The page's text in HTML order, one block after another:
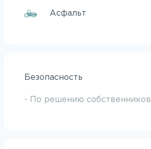
Асфальт
Безопасность
- По решению собственников